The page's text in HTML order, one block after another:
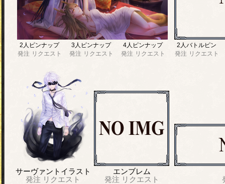
2人ピンナップ
発注 リクエスト
3人ピンナップ
発注 リクエスト
4人ピンナップ
発注 リクエスト
2人バトルピン
発注 リクエスト
サーヴァントイラスト
発注 リクエスト
エンブレム
発注 リクエスト